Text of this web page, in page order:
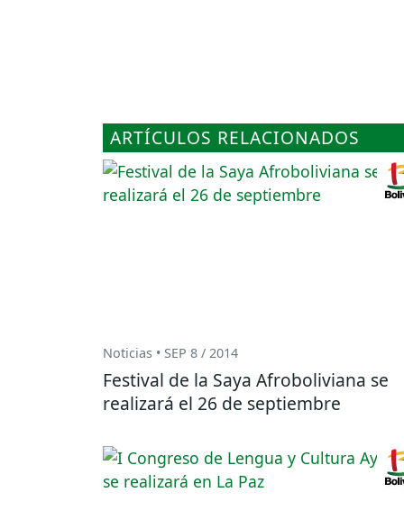
ARTÍCULOS RELACIONADOS
Noticias • SEP 8 / 2014
Festival de la Saya Afroboliviana se
realizará el 26 de septiembre